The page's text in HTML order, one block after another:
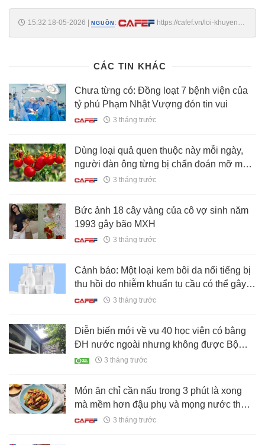
15:32 18-05-2026 NGUỒN :
https://cafef.vn/loi-khuyen-
CÁC TIN KHÁC
Chưa từng có: Đồng loạt 7 bệnh viện của
tỷ phú Phạm Nhật Vượng đón tin vui
3 tháng trước
Dùng loại quả quen thuộc này mỗi ngày,
người đàn ông từng bị chẩn đoán mỡ máu
cao khiến bác sĩ bất ngờ khi khám lại: "Anh
3 tháng trước
Bức ảnh 18 cây vàng của cô vợ sinh năm
1993 gây bão MXH
3 tháng trước
Cảnh báo: Một loại kem bôi da nổi tiếng bị
thu hồi do nhiễm khuẩn tụ cầu có thể gây
tử vong
3 tháng trước
Diễn biến mới về vụ 40 học viên có bằng
ĐH nước ngoài nhưng không được Bộ
GD&ĐT công nhận
3 tháng trước
Món ăn chỉ cần nấu trong 3 phút là xong
mà mềm hơn đậu phụ và mọng nước thơm
ngon hơn thịt gà!
3 tháng trước